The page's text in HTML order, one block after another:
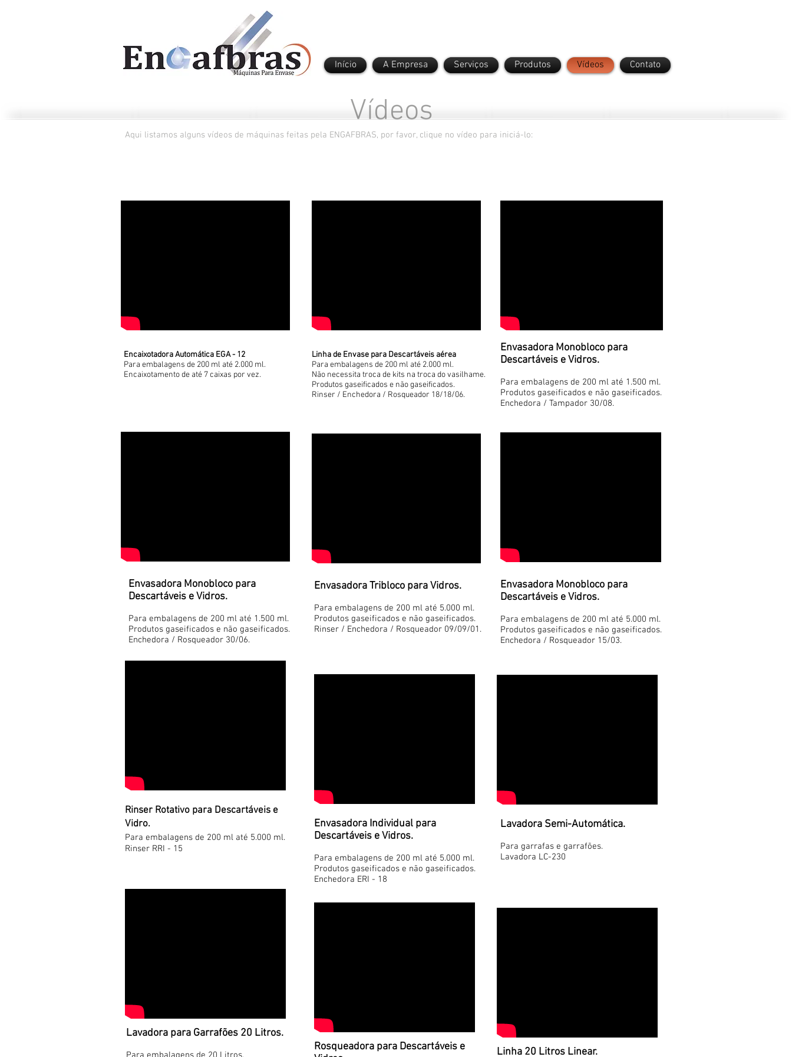
Início A Empresa Serviços Produtos Vídeos Contato
Vídeos
Aqui listamos alguns vídeos de máquinas feitas pela ENGAFBRAS, por favor, clique no vídeo para iniciá-lo:
Linha de Envase para Descartáveis aérea
Para embalagens de 200 ml até 2.000 ml.
Não necessita troca de kits na troca do vasilhame.
Produtos gaseificados e não gaseificados.
Rinser / Enchedora / Rosqueador 18/18/06.
Envasadora Monobloco para
Descartáveis e Vidros.
Para embalagens de 200 ml até 1.500 ml.
Produtos gaseificados e não gaseificados.
Enchedora / Tampador 30/08.
Encaixotadora Automática EGA - 12
Para embalagens de 200 ml até 2.000 ml.
Encaixotamento de até 7 caixas por vez.
Envasadora Monobloco para
Descartáveis e Vidros.
Para embalagens de 200 ml até 1.500 ml.
Produtos gaseificados e não gaseificados.
Enchedora / Rosqueador 30/06.
Rinser Rotativo para Descartáveis e
Vidro.
Para embalagens de 200 ml até 5.000 ml.
Rinser RRI - 15
Lavadora para Garrafões 20 Litros.
Envasadora Tribloco para Vidros.
Para embalagens de 200 ml até 5.000 ml.
Produtos gaseificados e não gaseificados.
Rinser / Enchedora / Rosqueador 09/09/01.
Envasadora Monobloco para
Descartáveis e Vidros.
Para embalagens de 200 ml até 5.000 ml.
Produtos gaseificados e não gaseificados.
Enchedora / Rosqueador 15/03.
Envasadora Individual para
Descartáveis e Vidros.
Para embalagens de 200 ml até 5.000 ml.
Produtos gaseificados e não gaseificados.
Enchedora ERI - 18
Lavadora Semi-Automática.
Para garrafas e garrafões.
Lavadora LC-230
Rosqueadora para Descartáveis e
Linha 20 Litros Linear.